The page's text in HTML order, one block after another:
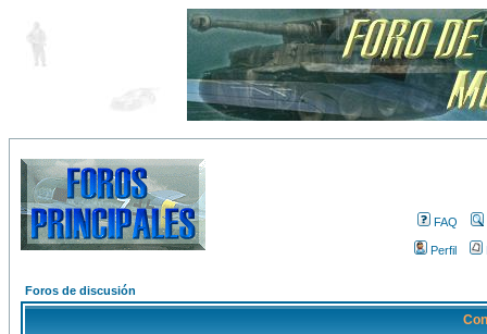
FAQ
Perfil
Foros de discusión